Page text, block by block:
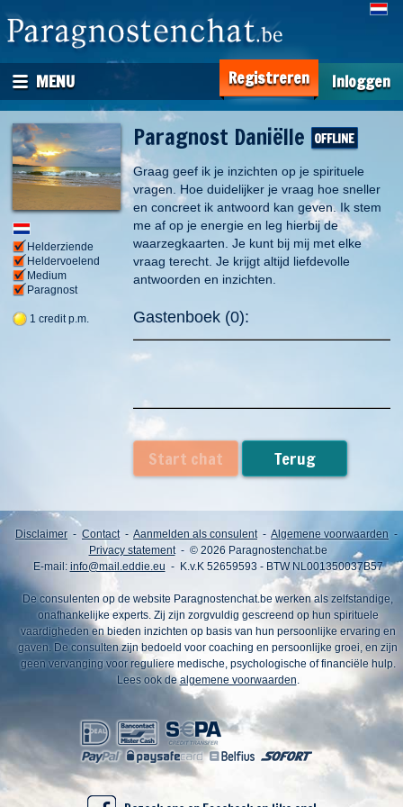
MENU Registreren Inloggen
Helderziende
Heldervoelend
Medium
Paragnost
1 credit p.m.
Paragnost Daniëlle
Graag geef ik je inzichten op je spirituele
vragen. Hoe duidelijker je vraag hoe sneller
en concreet ik antwoord kan geven. Ik stem
me af op je energie en leg hierbij de
waarzegkaarten. Je kunt bij mij met elke
vraag terecht. Je krijgt altijd liefdevolle
antwoorden en inzichten.
Gastenboek (0):
Start chat Terug
Disclaimer - Contact- Aanmelden als consulent- Algemene voorwaarden -
Privacy statement- © 2026 Paragnostenchat.be
E-mail: info@mail.eddie.eu - K.v.K 52659593 - BTW NL001350037B57
De consulenten op de website Paragnostenchat.be werken als zelfstandige,
onafhankelijke experts. Zij zijn zorgvuldig gescreend op hun spirituele
vaardigheden en bieden inzichten op basis van hun persoonlijke ervaring en
gaven. De consulten zijn bedoeld voor coaching en persoonlijke groei, en zijn
geen vervanging voor reguliere medische, psychologische of financiële hulp.
Lees ook dealgemene voorwaarden.